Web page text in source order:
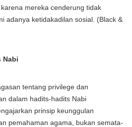
mereka cenderung tidak
adanya ketidakadilan sosial. (Black &
Nabi
tentang privilege dan
dalam hadits-hadits Nabi
prinsip keunggulan
pemahaman agama, bukan semata-